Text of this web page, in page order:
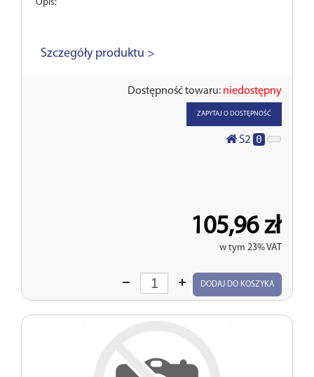
Opis:
Szczegóły produktu >
Dostępność towaru: niedostępny
ZAPYTAJ O DOSTĘPNOŚĆ
S2 0
105,96 zł
w tym 23% VAT
Wprowadź
DODAJ DO KOSZYKA